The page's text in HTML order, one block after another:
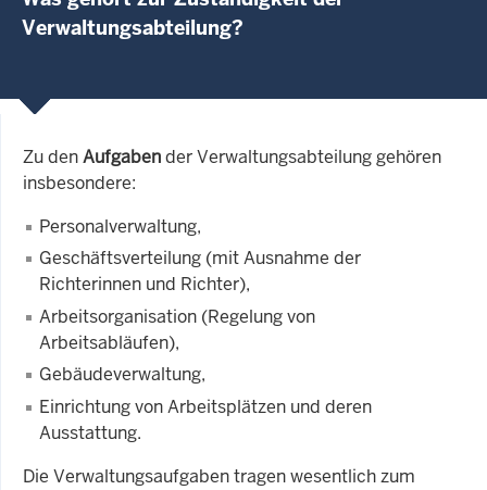
Verwaltungsabteilung?
Zu denAufgabender Verwaltungsabteilung gehören
insbesondere:
Personalverwaltung,
Geschäftsverteilung (mit Ausnahme der
Richterinnen und Richter),
Arbeitsorganisation (Regelung von
Arbeitsabläufen),
Gebäudeverwaltung,
Einrichtung von Arbeitsplätzen und deren
Ausstattung.
Die Verwaltungsaufgaben tragen wesentlich zum